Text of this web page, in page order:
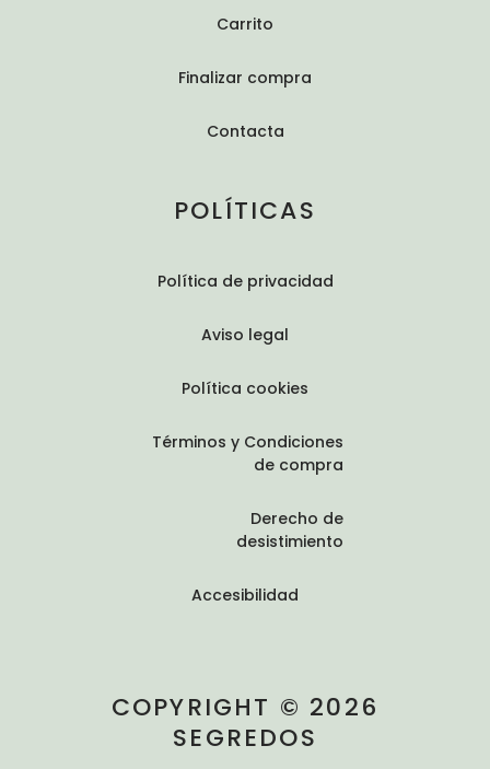
Carrito
Finalizar compra
Contacta
POLÍTICAS
Política de privacidad
Aviso legal
Política cookies
Términos y Condiciones
de compra
Derecho de
desistimiento
Accesibilidad
COPYRIGHT © 2026
SEGREDOS